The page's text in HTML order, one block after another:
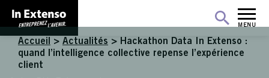
MENU
Accueil > Actualités > Hackathon Data In Extenso :
quand l’intelligence collective repense l’expérience
client